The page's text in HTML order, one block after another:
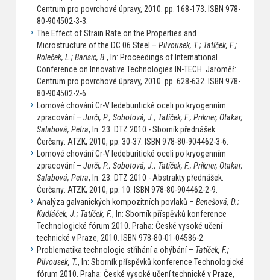
Centrum pro povrchové úpravy, 2010. pp. 168-173. ISBN 978-
80-904502-3-3.
The Effect of Strain Rate on the Properties and
Microstructure of the DC 06 Steel – Pilvousek, T.; Tatíček, F.;
Roleček, L.; Barisic, B. , In: Proceedings of International
Conference on Innovative Technologies IN-TECH. Jaroměř:
Centrum pro povrchové úpravy, 2010. pp. 628-632. ISBN 978-
80-904502-2-6.
Lomové chování Cr-V ledeburitické oceli po kryogenním
zpracování – Jurči, P.; Sobotová, J.; Tatíček, F.; Prikner, Otakar;
Salabová, Petra, In: 23. DTZ 2010 - Sborník přednášek.
Čerčany: ATZK, 2010, pp. 30-37. ISBN 978-80-904462-3-6.
Lomové chování Cr-V ledeburitické oceli po kryogenním
zpracování – Jurči, P.; Sobotová, J.; Tatíček, F.; Prikner, Otakar;
Salabová, Petra, In: 23. DTZ 2010 - Abstrakty přednášek.
Čerčany: ATZK, 2010, pp. 10. ISBN 978-80-904462-2-9.
Analýza galvanických kompozitních povlaků – Benešová, D.;
Kudláček, J.; Tatíček, F., In: Sborník příspěvků konference
Technologické fórum 2010. Praha: České vysoké učení
technické v Praze, 2010. ISBN 978-80-01-04586-2.
Problematika technologie stříhání a ohýbání – Tatíček, F.;
Pilvousek, T., In: Sborník příspěvků konference Technologické
fórum 2010. Praha: České vysoké učení technické v Praze,